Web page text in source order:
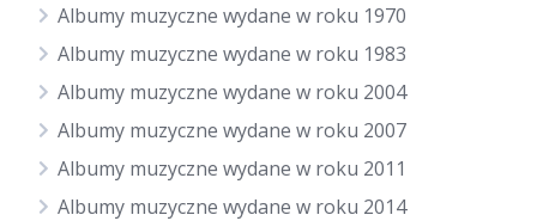
Albumy muzyczne wydane w roku 1970
Albumy muzyczne wydane w roku 1983
Albumy muzyczne wydane w roku 2004
Albumy muzyczne wydane w roku 2007
Albumy muzyczne wydane w roku 2011
Albumy muzyczne wydane w roku 2014